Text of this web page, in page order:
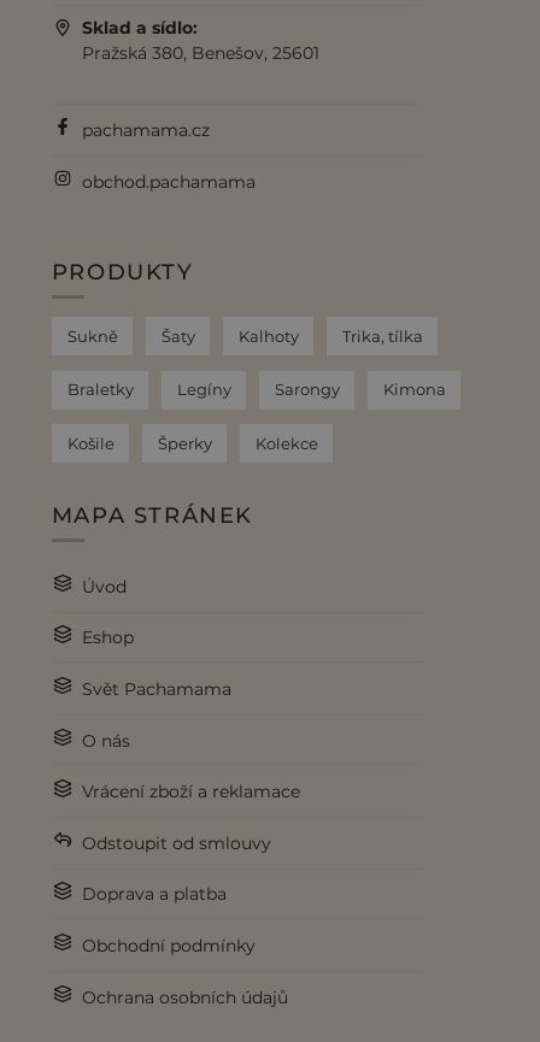
Sklad a sídlo:
Pražská 380, Benešov, 25601
pachamama.cz
obchod.pachamama
PRODUKTY
Sukně Šaty Kalhoty Trika, tílka
Braletky Legíny Sarongy Kimona
Košile Šperky Kolekce
MAPA STRÁNEK
Úvod
Eshop
Svět Pachamama
O nás
Vrácení zboží a reklamace
Odstoupit od smlouvy
Doprava a platba
Obchodní podmínky
Ochrana osobních údajů